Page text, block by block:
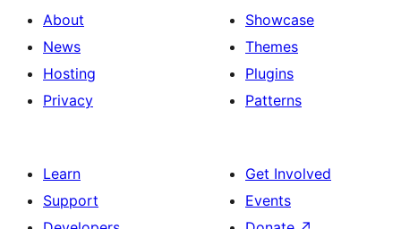
About
News
Hosting
Privacy
Showcase
Themes
Plugins
Patterns
Learn
Support
Get Involved
Events